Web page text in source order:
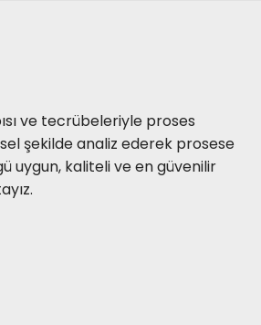
ve tecrübeleriyle proses
şekilde analiz ederek prosese
uygun, kaliteli ve en güvenilir